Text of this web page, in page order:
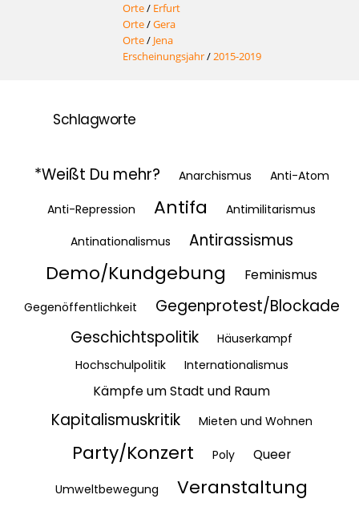
Orte/ Erfurt
Orte/Gera
Orte/ Jena
Erscheinungsjahr/2015-2019
Schlagworte
*Weißt Du mehr? Anarchismus Anti-Atom
Anti-Repression Antifa
Antimilitarismus
Antinationalismus
Antirassismus
Demo/Kundgebung Feminismus
Gegenöffentlichkeit
Gegenprotest/Blockade
Geschichtspolitik
Häuserkampf
Hochschulpolitik
Internationalismus
Kämpfe um Stadt und Raum
Kapitalismuskritik Mieten und Wohnen
Party/Konzert Poly Queer
Umweltbewegung Veranstaltung